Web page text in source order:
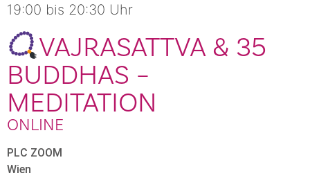
19:00 bis 20:30 Uhr
VAJRASATTVA & 35
BUDDHAS –
MEDITATION
ONLINE
PLC ZOOM
Wien